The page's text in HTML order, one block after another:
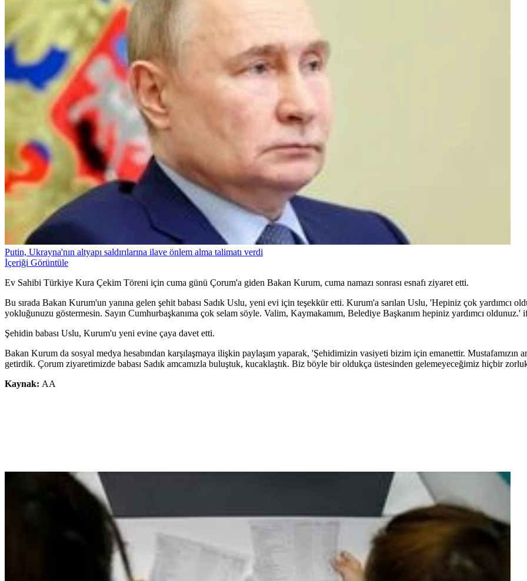
Putin, Ukrayna'nın altyapı saldırılarına ilave önlem alma talimatı verdi
İçeriği Görüntüle
Ev Sahibi Türkiye Kura Çekim Töreni için cuma günü Çorum'a giden Bakan Kurum, cuma namazı sonrası esnafı ziyaret etti.
Bu sırada Bakan Kurum'un yanına gelen şehit babası Sadık Uslu, yeni evi için teşekkür etti. Kurum'a sarılan Uslu, 'Hepiniz çok yardımcı
yokluğunuzu göstermesin. Sayın Cumhurbaşkanıma çok selam söyle. Valim, Kaymakamım, Belediye Başkanım hepiniz yardımcı oldunuz.'
Şehidin babası Uslu, Kurum'u yeni evine çaya davet etti.
Bakan Kurum da sosyal medya hesabından karşılaşmaya ilişkin paylaşım yaparak, 'Şehidimizin vasiyeti bizim için emanettir. Mustafamızın
getirdik. Çorum ziyaretimizde babası Sadık amcamızla buluştuk, kucaklaştık. Biz böyle bir oldukça üstesinden gelemeyeceğimiz hiçbir
Kaynak: AA